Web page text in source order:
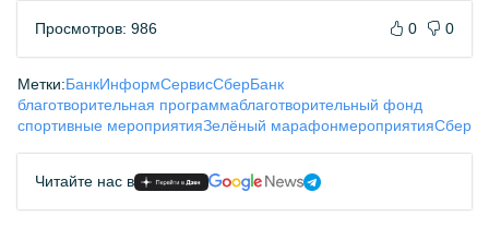
Просмотров: 986 0 0
Метки:БанкИнформСервисСберБанк
благотворительная программаблаготворительный фонд
спортивные мероприятияЗелёный марафонмероприятияСбер
Читайте нас в